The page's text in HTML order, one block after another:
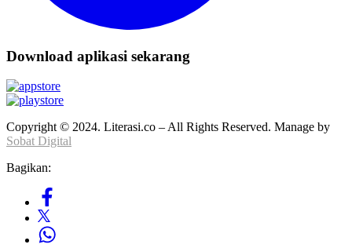
Download aplikasi sekarang
Copyright © 2024. Literasi.co – All Rights Reserved. Manage by
Sobat Digital
Bagikan: